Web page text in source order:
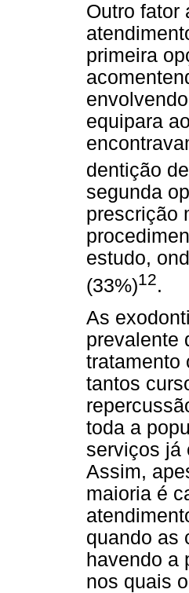
Outro fator
primeira
equipara
dentição
segunda
prescrição
estudo,
(33%)12.
As
prevalente
tratamento
tantos
toda a
serviços já
Assim,
maioria é
quando as
havendo a
nos quais